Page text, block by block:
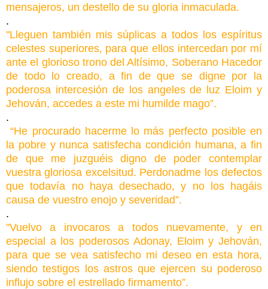
mensajeros, un destello de su gloria inmaculada.
.
"Lleguen también mis súplicas a todos los espíritus
celestes superiores, para que ellos intercedan por mí
ante el glorioso trono del Altísimo, Soberano Hacedor
de todo lo creado, a fin de que se digne por la
poderosa intercesión de los angeles de luz Eloim y
Jehován, accedes a este mi humilde mago”.
.
“He procurado hacerme lo más perfecto posible en
la pobre y nunca satisfecha condición humana, a fin
de que me juzguéis digno de poder contemplar
vuestra gloriosa excelsitud. Perdonadme los defectos
que todavía no haya desechado, y no los hagáis
causa de vuestro enojo y severidad”.
.
"Vuelvo a invocaros a todos nuevamente, y en
especial a los poderosos Adonay, Eloim y Jehován,
para que se vea satisfecho mi deseo en esta hora,
siendo testigos los astros que ejercen su poderoso
influjo sobre el estrellado firmamento”.